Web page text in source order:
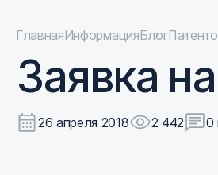
ГлавнаяИнформацияБлог
Заявка
26 апреля 2018 2 442 0